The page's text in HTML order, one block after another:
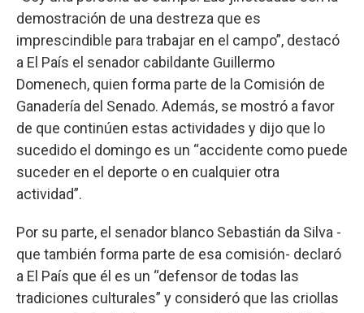
demostración de una destreza que es
imprescindible para trabajar en el campo”, destacó
a El País el senador cabildante Guillermo
Domenech, quien forma parte de la Comisión de
Ganadería del Senado. Además, se mostró a favor
de que continúen estas actividades y dijo que lo
sucedido el domingo es un “accidente como puede
suceder en el deporte o en cualquier otra
actividad”.
Por su parte, el senador blanco Sebastián da Silva -
que también forma parte de esa comisión- declaró
a El País que él es un “defensor de todas las
tradiciones culturales” y consideró que las criollas